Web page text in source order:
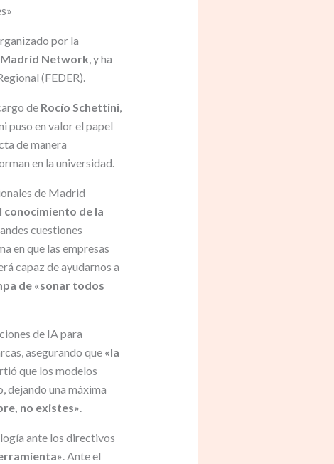
por la
Madrid Network, y ha
(FEDER).
de Rocío Schettini,
puso en valor el papel
de manera
en la universidad.
de Madrid
conocimiento de la
cuestiones
en que las empresas
capaz de ayudarnos a
de «sonar todos
de IA para
asegurando que «la
que los modelos
dejando una máxima
no existes».
ante los directivos
. Ante el